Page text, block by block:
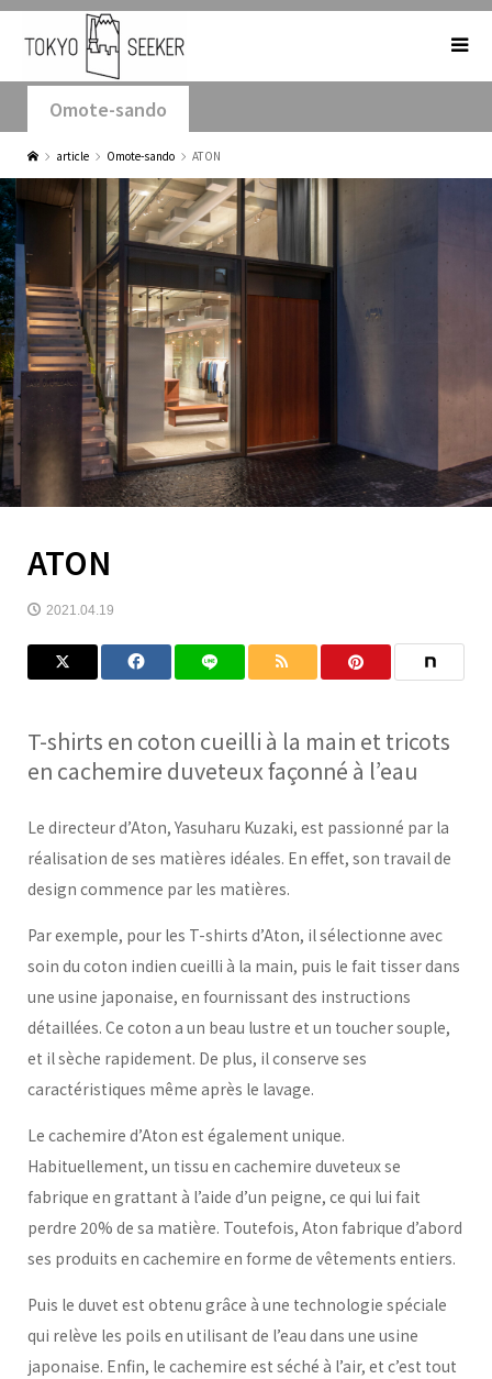
Omote-sando
article Omote-sando ATON
ATON
2021.04.19
T-shirts en coton cueilli à la main et tricots
en cachemire duveteux façonné à l’eau
Le directeur d’Aton, Yasuharu Kuzaki, est passionné par la
réalisation de ses matières idéales. En effet, son travail de
design commence par les matières.
Par exemple, pour les T-shirts d’Aton, il sélectionne avec
soin du coton indien cueilli à la main, puis le fait tisser dans
une usine japonaise, en fournissant des instructions
détaillées. Ce coton a un beau lustre et un toucher souple,
et il sèche rapidement. De plus, il conserve ses
caractéristiques même après le lavage.
Le cachemire d’Aton est également unique.
Habituellement, un tissu en cachemire duveteux se
fabrique en grattant à l’aide d’un peigne, ce qui lui fait
perdre 20% de sa matière. Toutefois, Aton fabrique d’abord
ses produits en cachemire en forme de vêtements entiers.
Puis le duvet est obtenu grâce à une technologie spéciale
qui relève les poils en utilisant de l’eau dans une usine
japonaise. Enfin, le cachemire est séché à l’air, et c’est tout